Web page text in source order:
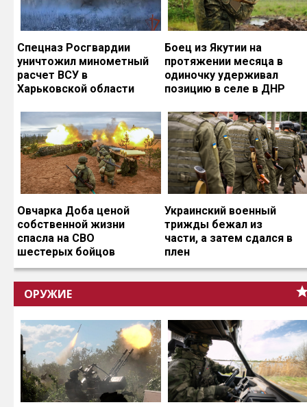
Спецназ Росгвардии
уничтожил минометный
расчет ВСУ в
Харьковской области
Боец из Якутии на
протяжении месяца в
одиночку удерживал
позицию в селе в ДНР
Овчарка Доба ценой
собственной жизни
спасла на СВО
шестерых бойцов
Украинский военный
трижды бежал из
части, а затем сдался в
плен
ОРУЖИЕ